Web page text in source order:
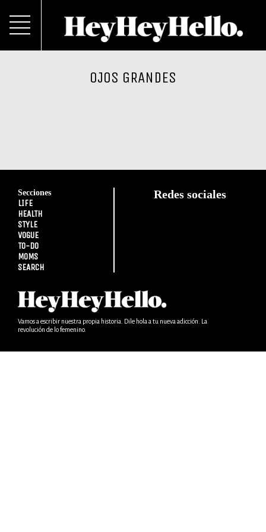
OJOS GRANDES
Secciones
LIFE
HEALTH
STYLE
VOGUE
TO-DO
MOMS
SEARCH
Redes sociales
Vamos a escribir nuestra propia historia. Dile hola a tu nueva adicción. La
revolución de lo femenino.